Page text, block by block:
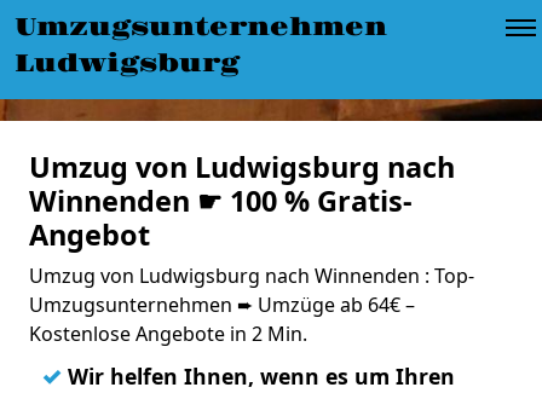
Umzugsunternehmen
Ludwigsburg
Umzug von Ludwigsburg nach
Winnenden ☛ 100 % Gratis-
Angebot
Umzug von Ludwigsburg nach Winnenden : Top-
Umzugsunternehmen ➨ Umzüge ab 64€ –
Kostenlose Angebote in 2 Min.
✓ Wir helfen Ihnen, wenn es um Ihren